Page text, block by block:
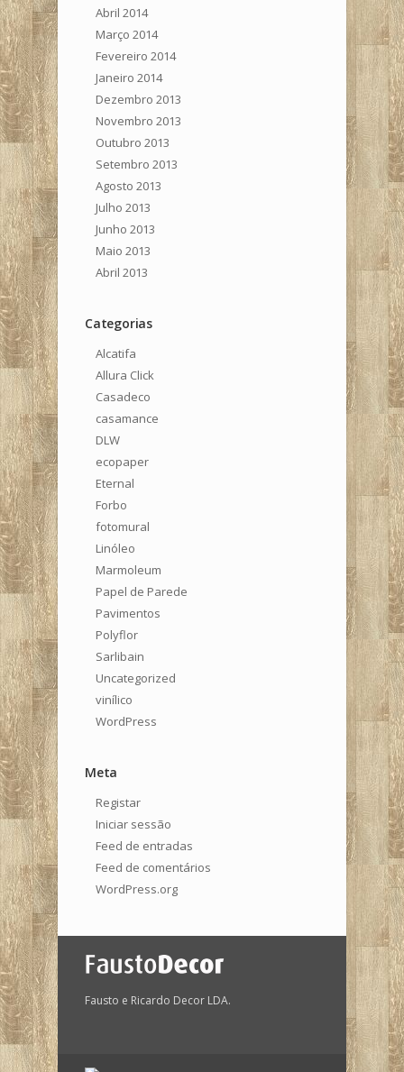
Abril 2014
Março 2014
Fevereiro 2014
Janeiro 2014
Dezembro 2013
Novembro 2013
Outubro 2013
Setembro 2013
Agosto 2013
Julho 2013
Junho 2013
Maio 2013
Abril 2013
Categorias
Alcatifa
Allura Click
Casadeco
casamance
DLW
ecopaper
Eternal
Forbo
fotomural
Linóleo
Marmoleum
Papel de Parede
Pavimentos
Polyflor
Sarlibain
Uncategorized
vinílico
WordPress
Meta
Registar
Iniciar sessão
Feed de entradas
Feed de comentários
WordPress.org
Fausto e Ricardo Decor LDA.